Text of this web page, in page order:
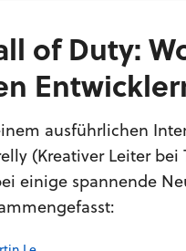
of Duty:
ausführlichen
(Kreativer Leiter
einige spannende